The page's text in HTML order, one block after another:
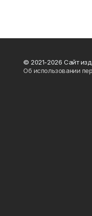
© 2021-2026 Сайт
Об использовании